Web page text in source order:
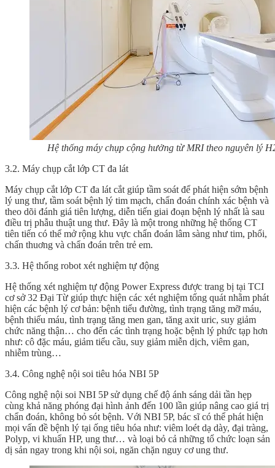
Hệ thống máy chụp cộng hưởng từ MRI theo nguyên lý
3.2. Máy chụp cắt lớp CT đa lát
Máy chụp cắt lớp CT đa lát cắt giúp tầm soát để phát hiện sớm bệnh
lý ung thư, tầm soát bệnh lý tim mạch, chẩn đoán chính xác bệnh và
theo dõi đánh giá tiên lượng, diễn tiến giai đoạn bệnh lý nhất là sau
điều trị phẫu thuật ung thư. Đây là một trong những hệ thống CT
tiên tiến có thể mở rộng khu vực chẩn đoán lâm sàng như tim, phổi,
chấn thuơng và chẩn đoán trên trẻ em.
3.3. Hệ thống robot xét nghiệm tự động
Hệ thống xét nghiệm tự động Power Express được trang bị tại TCI
cơ sở 32 Đại Từ giúp thực hiện các xét nghiệm tổng quát nhằm phát
hiện các bệnh lý cơ bản: bệnh tiểu đường, tình trạng tăng mỡ máu,
bệnh thiếu máu, tình trạng tăng men gan, tăng axit uric, suy giảm
chức năng thận… cho đến các tình trạng hoặc bệnh lý phức tạp hơn
như: cô đặc máu, giảm tiểu cầu, suy giảm miễn dịch, viêm gan,
nhiễm trùng…
3.4. Công nghệ nội soi tiêu hóa NBI 5P
Công nghệ nội soi NBI 5P sử dụng chế độ ánh sáng dải tần hẹp
cùng khả năng phóng đại hình ảnh đến 100 lần giúp nâng cao giá trị
chẩn đoán, không bỏ sót bệnh. Với NBI 5P, bác sĩ có thể phát hiện
mọi vấn đề bệnh lý tại ống tiêu hóa như: viêm loét dạ dày, đại tràng,
Polyp, vi khuẩn HP, ung thư… và loại bỏ cả những tổ chức loạn sản
dị sản ngay trong khi nội soi, ngăn chặn nguy cơ ung thư.